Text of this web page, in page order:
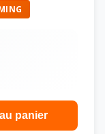
panier